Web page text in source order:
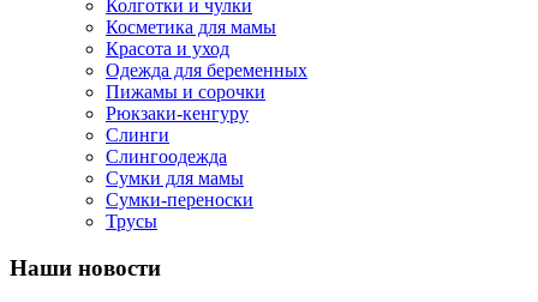
Колготки и чулки
Косметика для мамы
Красота и уход
Одежда для беременных
Пижамы и сорочки
Рюкзаки-кенгуру
Слинги
Слингоодежда
Сумки для мамы
Сумки-переноски
Трусы
Наши новости